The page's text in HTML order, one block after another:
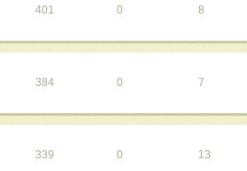
401 0 8
384 0 7
339 0 13